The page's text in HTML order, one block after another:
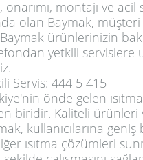
onarımı, montajı ve
olan Baymak,
ürünlerinizin
yetkili
Servis: 444 5 415
önde gelen
biridir. Kaliteli ürünleri
kullanıcılarına
diğer ısıtma çözümleri